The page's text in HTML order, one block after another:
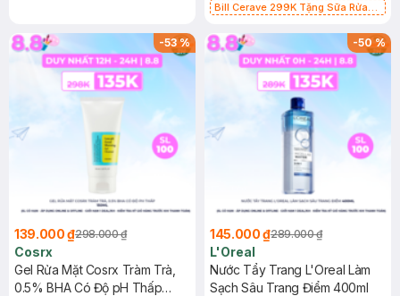
Bill Cerave 299K Tặng Sữa Rửa
-53%
139.000 ₫298.000 ₫
Cosrx
Gel Rửa Mặt Cosrx Tràm Trà,
0.5% BHA Có Độ pH Thấp
-50%
145.000 ₫289.000 ₫
L'Oreal
Nước Tẩy Trang L'Oreal Làm
Sạch Sâu Trang Điểm 400ml